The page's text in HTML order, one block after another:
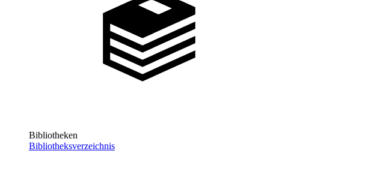
Bibliotheken
Bibliotheksverzeichnis